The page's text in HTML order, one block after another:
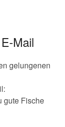
Mail
gelungenen
gute Fische